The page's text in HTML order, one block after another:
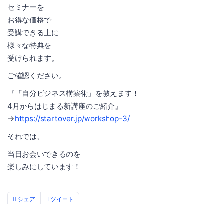
セミナーを
お得な価格で
受講できる上に
様々な特典を
受けられます。
ご確認ください。
『「自分ビジネス構築術」を教えます！
4月からはじまる新講座のご紹介』
→https://startover.jp/workshop-3/
それでは、
当日お会いできるのを
楽しみにしています！
シェア ツイート